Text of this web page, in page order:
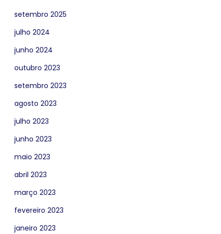
setembro 2025
julho 2024
junho 2024
outubro 2023
setembro 2023
agosto 2023
julho 2023
junho 2023
maio 2023
abril 2023
março 2023
fevereiro 2023
janeiro 2023